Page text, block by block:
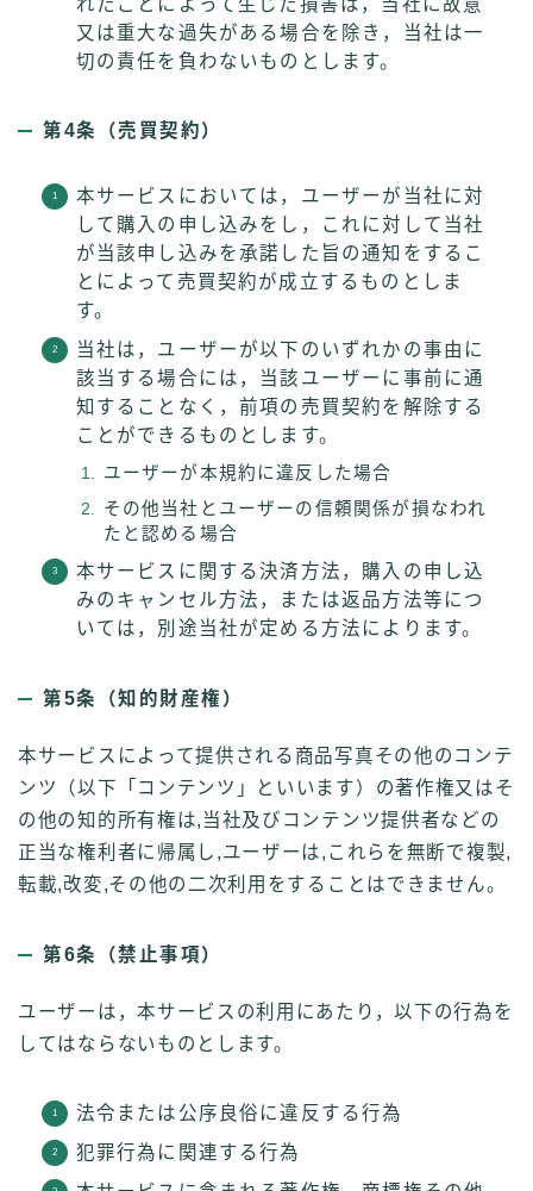
れたことによって生じた損害は，当社に故意
又は重大な過失がある場合を除き，当社は一
切の責任を負わないものとします。
第4条（売買契約）
本サービスにおいては，ユーザーが当社に対
して購入の申し込みをし，これに対して当社
が当該申し込みを承諾した旨の通知をするこ
とによって売買契約が成立するものとしま
す。
当社は，ユーザーが以下のいずれかの事由に
該当する場合には，当該ユーザーに事前に通
知することなく，前項の売買契約を解除する
ことができるものとします。
ユーザーが本規約に違反した場合
その他当社とユーザーの信頼関係が損なわれ
たと認める場合
本サービスに関する決済方法，購入の申し込
みのキャンセル方法，または返品方法等につ
いては，別途当社が定める方法によります。
第5条（知的財産権）
本サービスによって提供される商品写真その他のコンテ
ンツ（以下「コンテンツ」といいます）の著作権又はそ
の他の知的所有権は,当社及びコンテンツ提供者などの
正当な権利者に帰属し,ユーザーは,これらを無断で複製,
転載,改変,その他の二次利用をすることはできません。
第6条（禁止事項）
ユーザーは，本サービスの利用にあたり，以下の行為を
してはならないものとします。
法令または公序良俗に違反する行為
犯罪行為に関連する行為